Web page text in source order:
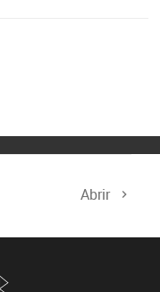
Abrir